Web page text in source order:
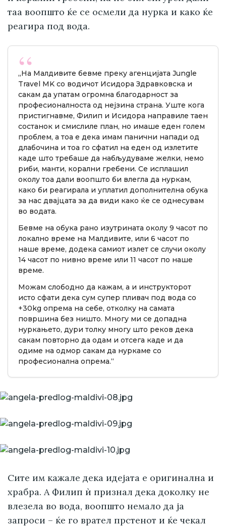
таа воопшто ќе се осмели да нурка и како ќе
реагира под вода.
„На Малдивите бевме преку агенцијата Jungle
Travel MK со водичот Исидора Здравковска и
сакам да упатам огромна благодарност за
професионалноста од нејзина страна. Уште кога
пристигнавме, Филип и Исидора направиле таен
состанок и смислиле план, но имаше еден голем
проблем, а тоа е дека имам панични напади од
длабочина и тоа го сфатил на еден од излетите
каде што требаше да набљудуваме желки, немо
риби, манти, корални гребени. Се исплашил
околу тоа дали воопшто би влегла да нуркам,
како би реагирала и уплатил дополнителна обука
за нас двајцата за да види како ќе се однесувам
во водата.
Бевме на обука рано изутрината околу 9 часот по
локално време на Малдивите, или 6 часот по
наше време, додека самиот излет се случи околу
14 часот по нивно време или 11 часот по наше
време.
Можам слободно да кажам, а и инструкторот
исто сфати дека сум супер пливач под вода со
+30kg опрема на себе, отколку на самата
површина без ништо. Многу ми се допадна
нуркањето, дури толку многу што реков дека
сакам повторно да одам и отсега каде и да
одиме на одмор сакам да нуркаме со
професионална опрема.“
Сите им кажале дека идејата е оригинална и
храбра. А Филип ѝ признал дека доколку не
влезела во вода, воопшто немало да ја
запроси – ќе го врател прстенот и ќе чекал